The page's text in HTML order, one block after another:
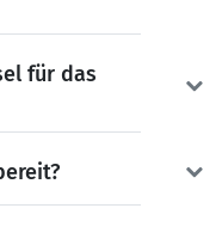
für das